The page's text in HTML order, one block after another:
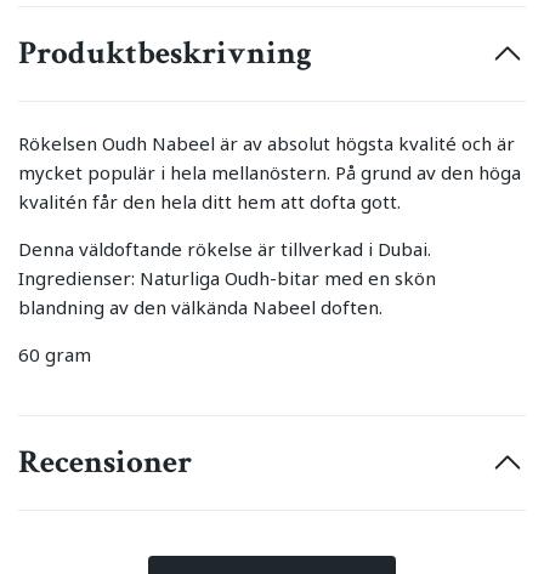
Produktbeskrivning
Rökelsen Oudh Nabeel är av absolut högsta kvalité och är
mycket populär i hela mellanöstern. På grund av den höga
kvalitén får den hela ditt hem att dofta gott.
Denna väldoftande rökelse är tillverkad i Dubai.
Ingredienser: Naturliga Oudh-bitar med en skön
blandning av den välkända Nabeel doften.
60 gram
Recensioner